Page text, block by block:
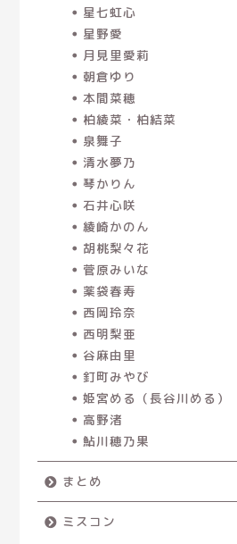
星七虹心
星野愛
月見里愛莉
朝倉ゆり
本間菜穂
柏綾菜・柏結菜
泉舞子
清水夢乃
琴かりん
石井心咲
綾崎かのん
胡桃梨々花
菅原みいな
薬袋春寿
西岡玲奈
西明梨亜
谷麻由里
釘町みやび
姫宮める（長谷川める）
高野渚
鮎川穂乃果
まとめ
ミスコン